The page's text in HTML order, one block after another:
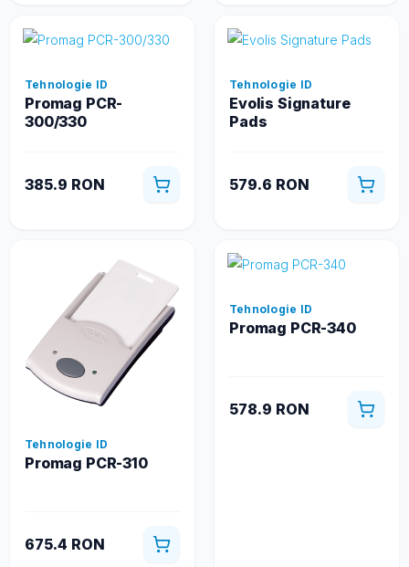
Tehnologie ID
Promag PCR-
300/330
385.9 RON
Tehnologie ID
Evolis Signature
Pads
579.6 RON
Tehnologie ID
Promag PCR-310
675.4 RON
Tehnologie ID
Promag PCR-340
578.9 RON